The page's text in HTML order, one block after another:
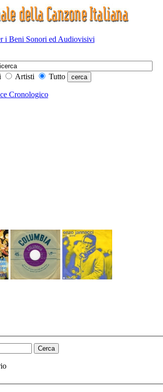
i Beni Sonori ed Audiovisivi
Artisti Tutto
Cronologico